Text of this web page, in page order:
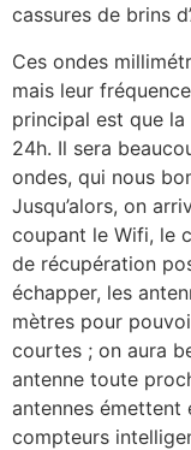
cassures de brins
Ces ondes
mais leur
principal est que
24h. Il sera
ondes, qui nous
Jusqu’alors, on
coupant le Wifi, le
de récupération
échapper, les
mètres pour
courtes ; on aura
antenne toute
antennes émettent
compteurs